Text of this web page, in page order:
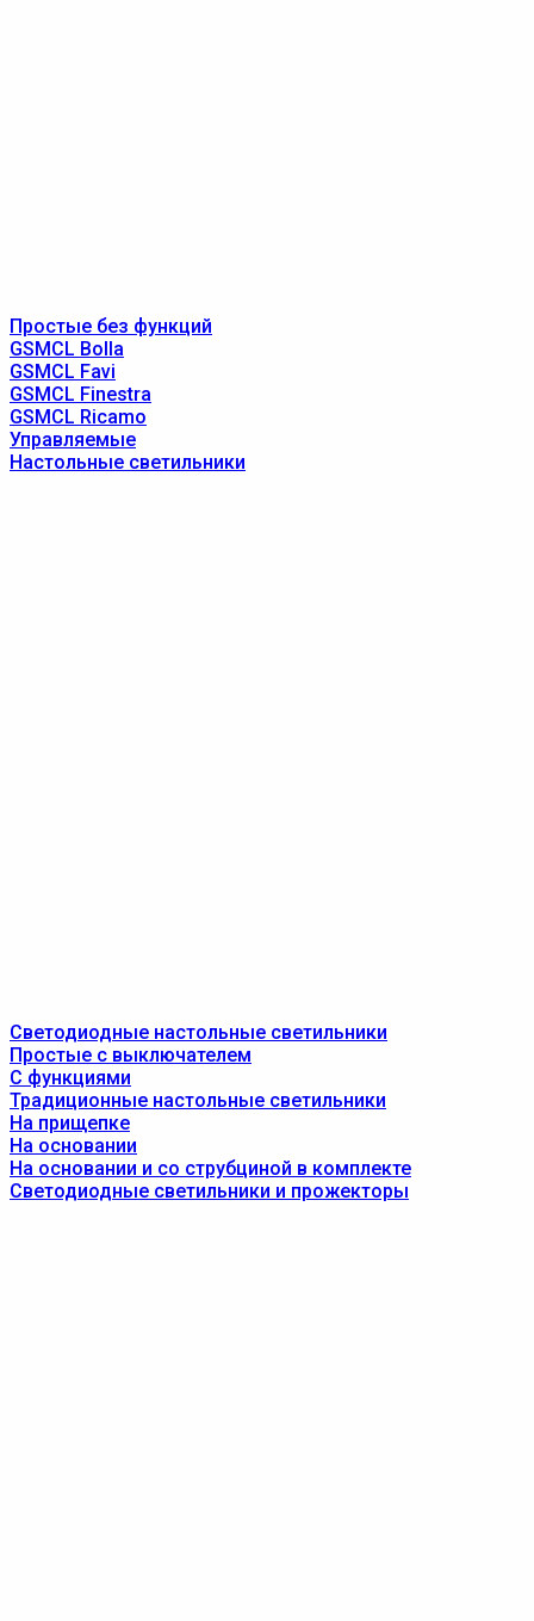
Простые без функций
GSMCL Bolla
GSMCL Favi
GSMCL Finestra
GSMCL Ricamo
Управляемые
Настольные светильники
Светодиодные настольные светильники
Простые с выключателем
С функциями
Традиционные настольные светильники
На прищепке
На основании
На основании и со струбциной в комплекте
Светодиодные светильники и прожекторы